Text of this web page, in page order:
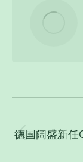
章
导
德国阔盛新任